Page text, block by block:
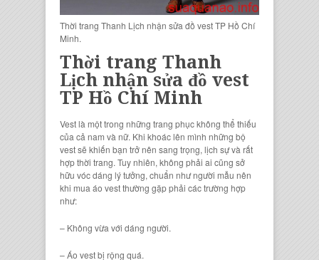
Thời trang Thanh Lịch nhận sửa đồ vest TP Hồ Chí
Minh.
Thời trang Thanh
Lịch nhận sửa đồ vest
TP Hồ Chí Minh
Vest là một trong những trang phục không thể thiếu
của cả nam và nữ. Khi khoác lên mình những bộ
vest sẽ khiến bạn trở nên sang trọng, lịch sự và rất
hợp thời trang. Tuy nhiên, không phải ai cũng sở
hữu vóc dáng lý tưởng, chuẩn như người mẫu nên
khi mua áo vest thường gặp phải các trường hợp
như:
– Không vừa với dáng người.
– Áo vest bị rộng quá.